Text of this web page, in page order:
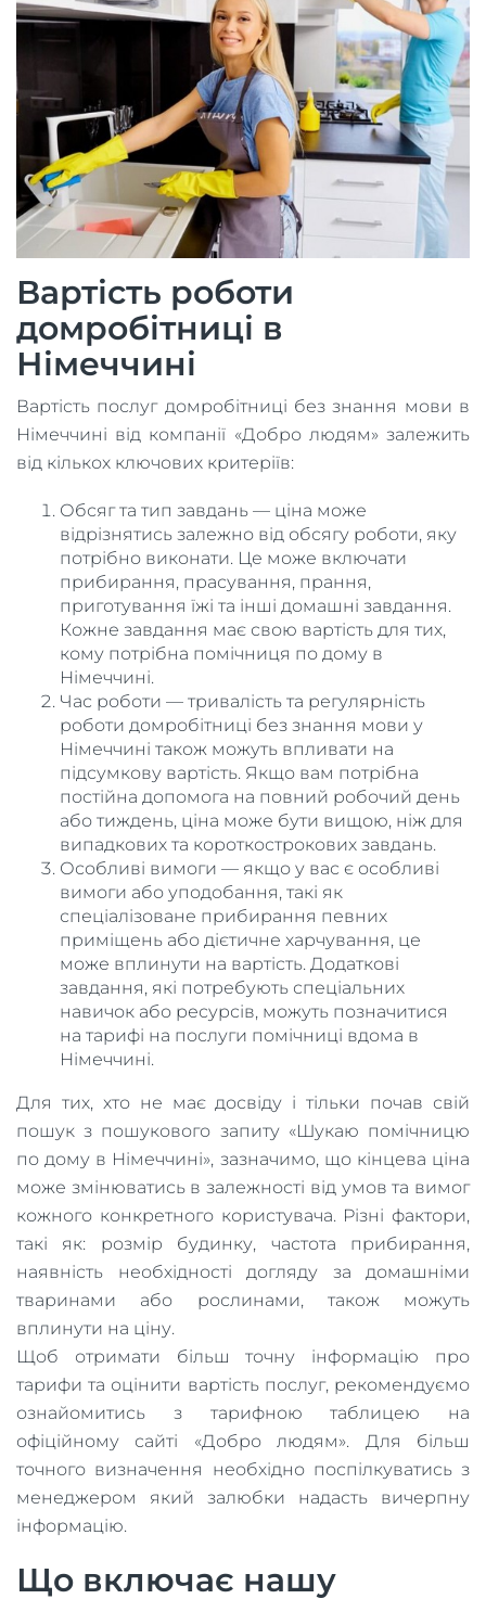
Вартість роботи
домробітниці в
Німеччині
Вартість послуг домробітниці без знання мови в
Німеччині від компанії «Добро людям» залежить
від кількох ключових критеріїв:
Обсяг та тип завдань — ціна може
відрізнятись залежно від обсягу роботи, яку
потрібно виконати. Це може включати
прибирання, прасування, прання,
приготування їжі та інші домашні завдання.
Кожне завдання має свою вартість для тих,
кому потрібна помічниця по дому в
Німеччині.
Час роботи — тривалість та регулярність
роботи домробітниці без знання мови у
Німеччині також можуть впливати на
підсумкову вартість. Якщо вам потрібна
постійна допомога на повний робочий день
або тиждень, ціна може бути вищою, ніж для
випадкових та короткострокових завдань.
Особливі вимоги — якщо у вас є особливі
вимоги або уподобання, такі як
спеціалізоване прибирання певних
приміщень або дієтичне харчування, це
може вплинути на вартість. Додаткові
завдання, які потребують спеціальних
навичок або ресурсів, можуть позначитися
на тарифі на послуги помічниці вдома в
Німеччині.
Для тих, хто не має досвіду і тільки почав свій
пошук з пошукового запиту «Шукаю помічницю
по дому в Німеччині», зазначимо, що кінцева ціна
може змінюватись в залежності від умов та вимог
кожного конкретного користувача. Різні фактори,
такі як: розмір будинку, частота прибирання,
наявність необхідності догляду за домашніми
тваринами або рослинами, також можуть
вплинути на ціну.
Щоб отримати більш точну інформацію про
тарифи та оцінити вартість послуг, рекомендуємо
ознайомитись з тарифною таблицею на
офіційному сайті «Добро людям». Для більш
точного визначення необхідно поспілкуватись з
менеджером який залюбки надасть вичерпну
інформацію.
Що включає нашу